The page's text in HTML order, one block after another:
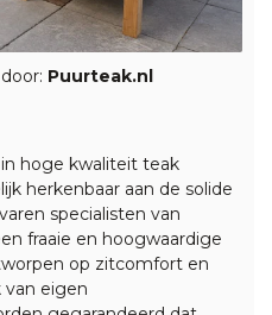
Puurteak.nl
hoge kwaliteit teak
herkenbaar aan de solide
specialisten van
fraaie en hoogwaardige
op zitcomfort en
van eigen